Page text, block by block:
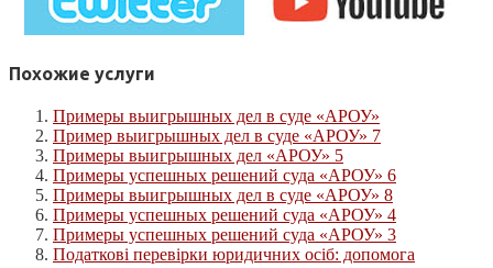
Похожие услуги
Примеры выигрышных дел в суде «АРОУ»
Пример выигрышных дел в суде «АРОУ» 7
Примеры выигрышных дел «АРОУ» 5
Примеры успешных решений суда «АРОУ» 6
Примеры выигрышных дел в суде «АРОУ» 8
Примеры успешных решений суда «АРОУ» 4
Примеры успешных решений суда «АРОУ» 3
Податкові перевірки юридичних осіб: допомога